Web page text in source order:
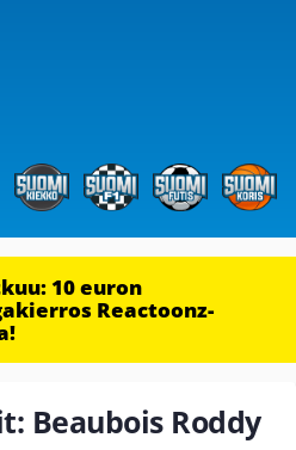
10 euron
Reactoonz-
Beaubois Roddy